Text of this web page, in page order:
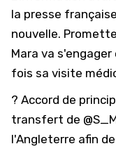
la presse française
nouvelle.
Mara va
fois sa visite
? Accord de
transfert de
l'Angleterre afin